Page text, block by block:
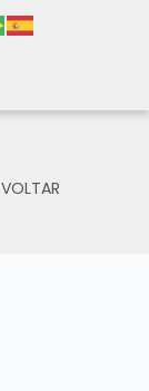
VOLTAR